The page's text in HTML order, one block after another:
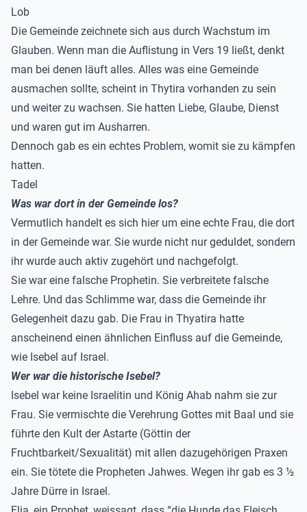
Lob
Die Gemeinde zeichnete sich aus durch Wachstum im
Glauben. Wenn man die Auflistung in Vers 19 ließt, denkt
man bei denen läuft alles. Alles was eine Gemeinde
ausmachen sollte, scheint in Thytira vorhanden zu sein
und weiter zu wachsen. Sie hatten Liebe, Glaube, Dienst
und waren gut im Ausharren.
Dennoch gab es ein echtes Problem, womit sie zu kämpfen
hatten.
Tadel
Was war dort in der Gemeinde los?
Vermutlich handelt es sich hier um eine echte Frau, die dort
in der Gemeinde war. Sie wurde nicht nur geduldet, sondern
ihr wurde auch aktiv zugehört und nachgefolgt.
Sie war eine falsche Prophetin. Sie verbreitete falsche
Lehre. Und das Schlimme war, dass die Gemeinde ihr
Gelegenheit dazu gab. Die Frau in Thyatira hatte
anscheinend einen ähnlichen Einfluss auf die Gemeinde,
wie Isebel auf Israel.
Wer war die historische Isebel?
Isebel war keine Israelitin und König Ahab nahm sie zur
Frau. Sie vermischte die Verehrung Gottes mit Baal und sie
führte den Kult der Astarte (Göttin der
Fruchtbarkeit/Sexualität) mit allen dazugehörigen Praxen
ein. Sie tötete die Propheten Jahwes. Wegen ihr gab es 3 ½
Jahre Dürre in Israel.